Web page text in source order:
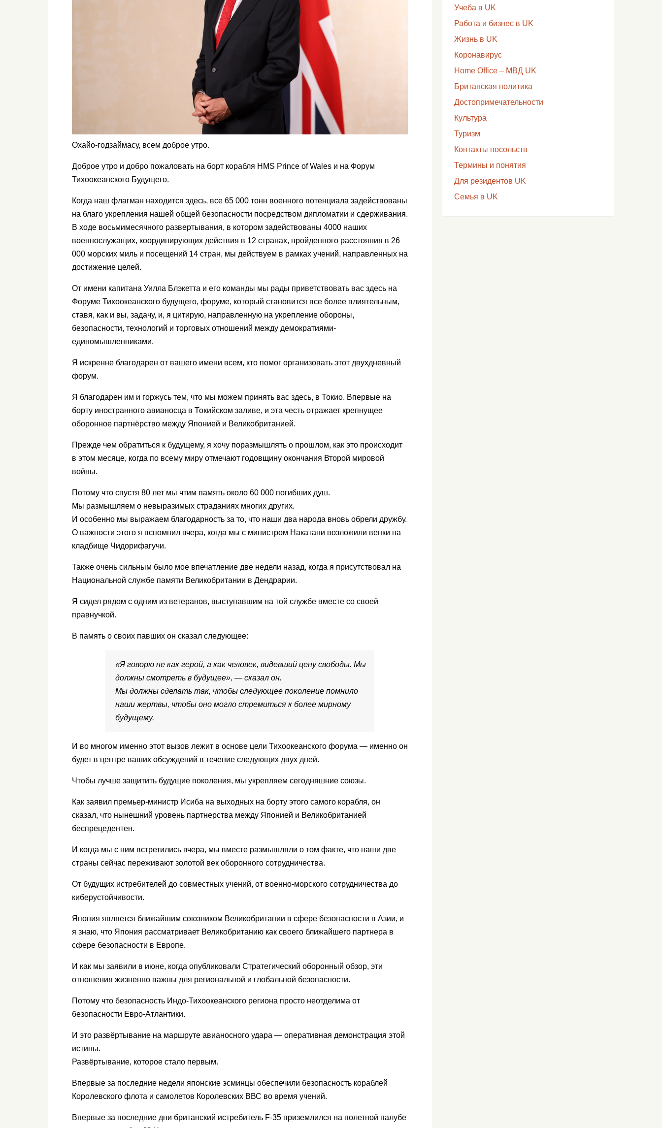
Охайо-годзаймасу, всем доброе утро.
Доброе утро и добро пожаловать на борт корабля HMS Prince of Wales и на Форум
Тихоокеанского Будущего.
Когда наш флагман находится здесь, все 65 000 тонн военного потенциала задействованы
на благо укрепления нашей общей безопасности посредством дипломатии и сдерживания.
В ходе восьмимесячного развертывания, в котором задействованы 4000 наших
военнослужащих, координирующих действия в 12 странах, пройденного расстояния в 26
000 морских миль и посещений 14 стран, мы действуем в рамках учений, направленных на
достижение целей.
От имени капитана Уилла Блэкетта и его команды мы рады приветствовать вас здесь на
Форуме Тихоокеанского будущего, форуме, который становится все более влиятельным,
ставя, как и вы, задачу, и, я цитирую, направленную на укрепление обороны,
безопасности, технологий и торговых отношений между демократиями-
единомышленниками.
Я искренне благодарен от вашего имени всем, кто помог организовать этот двухдневный
форум.
Я благодарен им и горжусь тем, что мы можем принять вас здесь, в Токио. Впервые на
борту иностранного авианосца в Токийском заливе, и эта честь отражает крепнущее
оборонное партнёрство между Японией и Великобританией.
Прежде чем обратиться к будущему, я хочу поразмышлять о прошлом, как это происходит
в этом месяце, когда по всему миру отмечают годовщину окончания Второй мировой
войны.
Потому что спустя 80 лет мы чтим память около 60 000 погибших душ.
Мы размышляем о невыразимых страданиях многих других.
И особенно мы выражаем благодарность за то, что наши два народа вновь обрели дружбу.
О важности этого я вспомнил вчера, когда мы с министром Накатани возложили венки на
кладбище Чидорифагучи.
Также очень сильным было мое впечатление две недели назад, когда я присутствовал на
Национальной службе памяти Великобритании в Дендрарии.
Я сидел рядом с одним из ветеранов, выступавшим на той службе вместе со своей
правнучкой.
В память о своих павших он сказал следующее:
«Я говорю не как герой, а как человек, видевший цену свободы. Мы
должны смотреть в будущее», — сказал он.
Мы должны сделать так, чтобы следующее поколение помнило
наши жертвы, чтобы оно могло стремиться к более мирному
будущему.
И во многом именно этот вызов лежит в основе цели Тихоокеанского форума — именно он
будет в центре ваших обсуждений в течение следующих двух дней.
Чтобы лучше защитить будущие поколения, мы укрепляем сегодняшние союзы.
Как заявил премьер-министр Исиба на выходных на борту этого самого корабля, он
сказал, что нынешний уровень партнерства между Японией и Великобританией
беспрецедентен.
И когда мы с ним встретились вчера, мы вместе размышляли о том факте, что наши две
страны сейчас переживают золотой век оборонного сотрудничества.
От будущих истребителей до совместных учений, от военно-морского сотрудничества до
киберустойчивости.
Япония является ближайшим союзником Великобритании в сфере безопасности в Азии, и
я знаю, что Япония рассматривает Великобританию как своего ближайшего партнера в
сфере безопасности в Европе.
И как мы заявили в июне, когда опубликовали Стратегический оборонный обзор, эти
отношения жизненно важны для региональной и глобальной безопасности.
Потому что безопасность Индо-Тихоокеанского региона просто неотделима от
безопасности Евро-Атлантики.
И это развёртывание на маршруте авианосного удара — оперативная демонстрация этой
истины.
Развёртывание, которое стало первым.
Впервые за последние недели японские эсминцы обеспечили безопасность кораблей
Королевского флота и самолетов Королевских ВВС во время учений.
Впервые за последние дни британский истребитель F-35 приземлился на полетной палубе
Учеба в UK
Работа и бизнес в UK
Жизнь в UK
Коронавирус
Home Office – МВД UK
Британская политика
Достопримечательности
Культура
Туризм
Контакты посольств
Термины и понятия
Для резидентов UK
Семья в UK